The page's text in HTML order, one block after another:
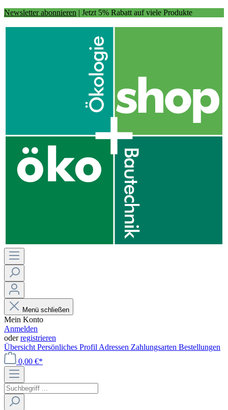
Newsletter abonnieren | Jetzt 5% Rabatt auf viele Produkte
Menü schließen
Mein Konto
Anmelden
oderregistrieren
Übersicht Persönliches Profil Adressen Zahlungsarten Bestellungen
0,00 €*